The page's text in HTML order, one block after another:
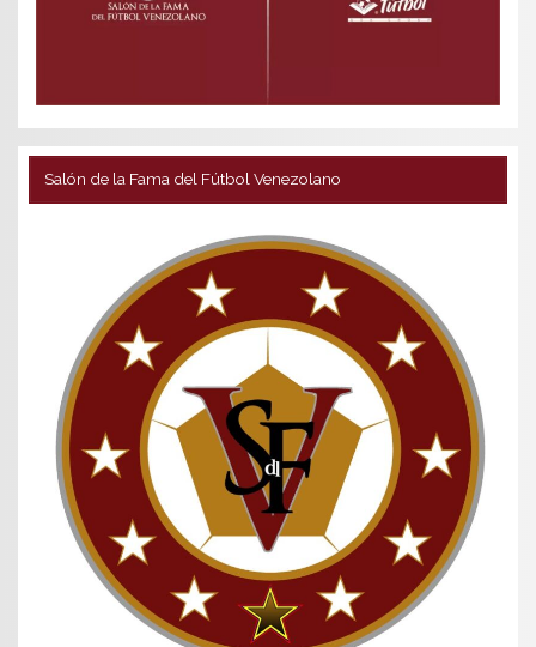
Salón de la Fama del Fútbol Venezolano